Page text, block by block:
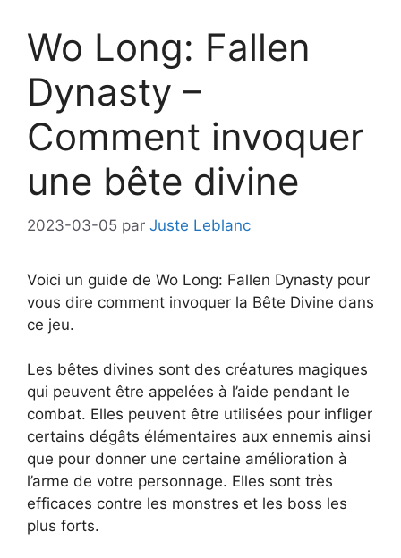
Wo Long: Fallen
Dynasty –
Comment invoquer
une bête divine
2023-03-05 par Juste Leblanc
Voici un guide de Wo Long: Fallen Dynasty pour
vous dire comment invoquer la Bête Divine dans
ce jeu.
Les bêtes divines sont des créatures magiques
qui peuvent être appelées à l’aide pendant le
combat. Elles peuvent être utilisées pour infliger
certains dégâts élémentaires aux ennemis ainsi
que pour donner une certaine amélioration à
l’arme de votre personnage. Elles sont très
efficaces contre les monstres et les boss les
plus forts.